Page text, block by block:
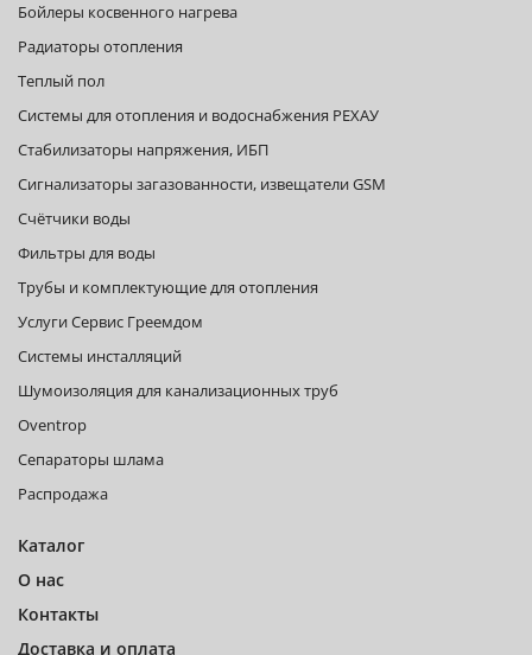
Бойлеры косвенного нагрева
Радиаторы отопления
Теплый пол
Системы для отопления и водоснабжения РЕХАУ
Стабилизаторы напряжения, ИБП
Сигнализаторы загазованности, извещатели GSM
Счётчики воды
Фильтры для воды
Трубы и комплектующие для отопления
Услуги Сервис Греемдом
Системы инсталляций
Шумоизоляция для канализационных труб
Oventrop
Сепараторы шлама
Распродажа
Каталог
О нас
Контакты
Доставка и оплата